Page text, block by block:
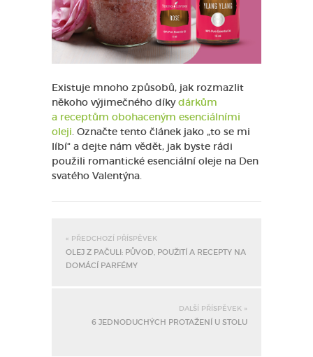
Existuje mnoho způsobů, jak rozmazlit
někoho výjimečného díky dárkům
a receptům obohaceným esenciálními
oleji. Označte tento článek jako „to se mi
líbí“ a dejte nám vědět, jak byste rádi
použili romantické esenciální oleje na Den
svatého Valentýna.
« PŘEDCHOZÍ PŘÍSPĚVEK
OLEJ Z PAČULI: PŮVOD, POUŽITÍ A RECEPTY NA
DOMÁCÍ PARFÉMY
DALŠÍ PŘÍSPĚVEK »
6 JEDNODUCHÝCH PROTAŽENÍ U STOLU